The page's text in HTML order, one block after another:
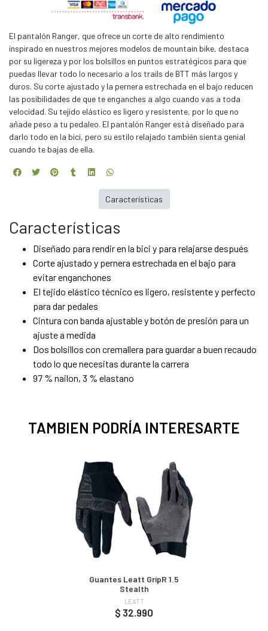
El pantalón Ranger, que ofrece un corte de alto rendimiento
inspirado en nuestros mejores modelos de mountain bike, destaca
por su ligereza y por los bolsillos en puntos estratégicos para que
puedas llevar todo lo necesario a los trails de BTT más largos y
duros. Su corte ajustado y la pernera estrechada en el bajo reducen
las posibilidades de que te enganches a algo cuando vas a toda
velocidad. Su tejido elástico es ligero y resistente, por lo que no
añade peso a tu pedaleo. El pantalón Ranger está diseñado para
darlo todo en la bici, pero su estilo relajado también sienta genial
cuando te bajas de ella.
Características
Diseñado para rendir en la bici y para relajarse después
Corte ajustado y pernera estrechada en el bajo para
evitar enganchones
El tejido elástico técnico es ligero, resistente y perfecto
para dar pedales
Cintura con banda ajustable y botón de presión para un
ajuste a medida
Dos bolsillos con cremallera para guardar a buen recaudo
todo lo que necesitas durante la carrera
97 % nailon, 3 % elastano
Características
TAMBIEN PODRÍA INTERESARTE
Guantes Leatt GripR 1.5
Stealth
LEATT
$ 32.990